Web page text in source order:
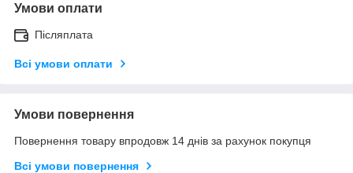
Умови оплати
Післяплата
Всі умови оплати
Умови повернення
Повернення товару впродовж 14 днів за рахунок покупця
Всі умови повернення